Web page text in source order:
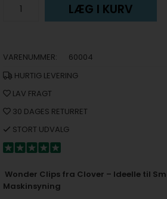
LÆG I KURV
VARENUMMER:
60004
HURTIG LEVERING
LAV FRAGT
30 DAGES RETURRET
STORT UDVALG
Wonder Clips fra Clover – Ideelle til
Maskinsyning